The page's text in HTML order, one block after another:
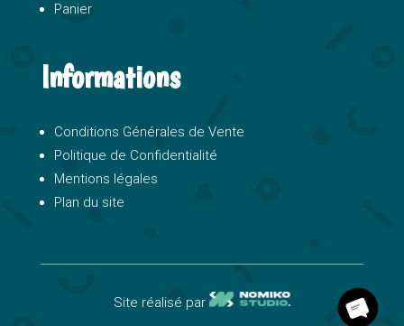
Panier
Informations
Conditions Générales de Vente
Politique de Confidentialité
Mentions légales
Plan du site
Site réalisé par O
p
e
n
h
a
t